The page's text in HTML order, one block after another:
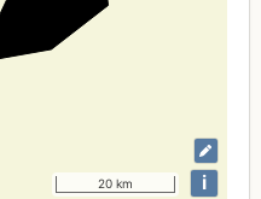
20 km i